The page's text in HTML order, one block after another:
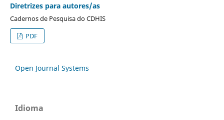
Diretrizes para autores/as
Cadernos de Pesquisa do CDHIS
PDF
Open Journal Systems
Idioma